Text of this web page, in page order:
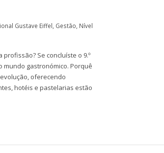
Gustave Eiffel Gestão Nível
Se concluíste o 9.º
gastronómico. Porquê
oferecendo
hotéis e pastelarias estão